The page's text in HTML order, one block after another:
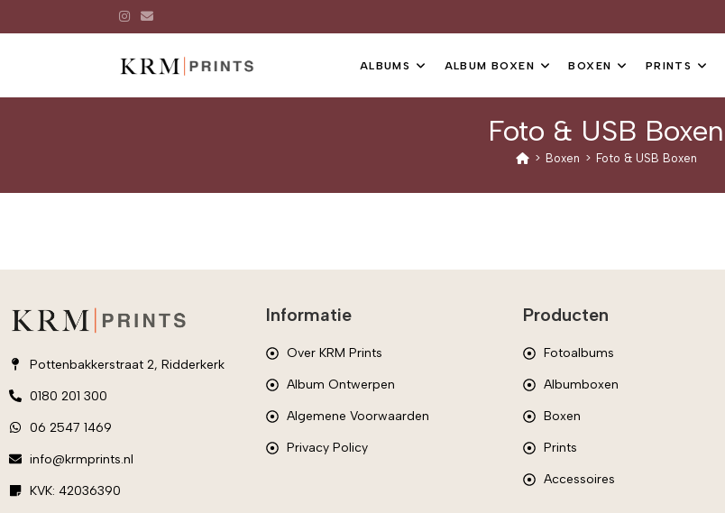
ALBUMS ALBUM BOXEN BOXEN PRINTS
Foto & USB Boxen
> Boxen > Foto & USB Boxen
Pottenbakkerstraat 2, Ridderkerk
0180 201 300
06 2547 1469
info@krmprints.nl
KVK: 42036390
Informatie
Over KRM Prints
Album Ontwerpen
Algemene Voorwaarden
Privacy Policy
Producten
Fotoalbums
Albumboxen
Boxen
Prints
Accessoires